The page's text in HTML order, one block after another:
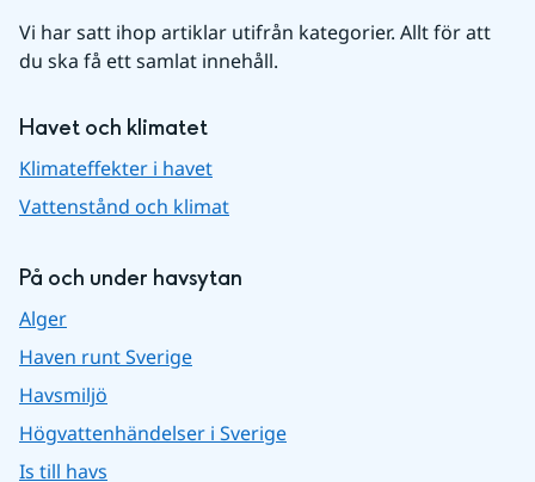
Vi har satt ihop artiklar utifrån kategorier. Allt för att
du ska få ett samlat innehåll.
Havet och klimatet
Klimateffekter i havet
Vattenstånd och klimat
På och under havsytan
Alger
Haven runt Sverige
Havsmiljö
Högvattenhändelser i Sverige
Is till havs